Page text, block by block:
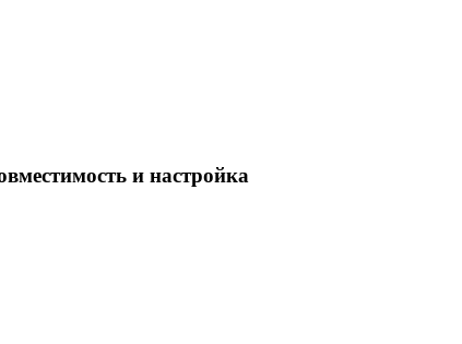
и настройка